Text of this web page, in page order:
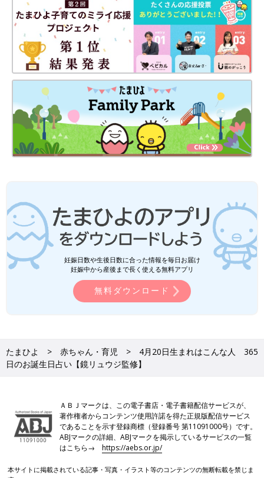
妊娠日数や生後日数に合った情報を毎日お届け
妊娠中から産後まで長く使える無料アプリ
無料ダウンロード
たまひよ 赤ちゃん・育児
4月20日生まれはこんな人 365
日のお誕生日占い【鏡リュウジ監修】
ＡＢＪマークは、この電子書店・電子書籍配信サービスが、
著作権者からコンテンツ使用許諾を得た正規版配信サービス
であることを示す登録商標（登録番号 第11091000号）です。
ABJマークの詳細、ABJマークを掲示しているサービスの一覧
はこちら→https://aebs.or.jp/
本サイトに掲載されている記事・写真・イラスト等のコンテンツの無断転載を禁じま